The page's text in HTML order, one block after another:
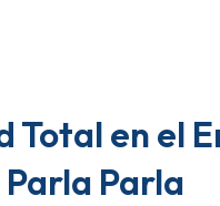
Total en el
Parla